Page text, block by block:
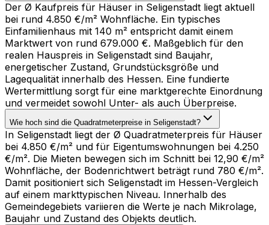
Der Ø Kaufpreis für Häuser in Seligenstadt liegt aktuell
bei rund 4.850 €/m² Wohnfläche. Ein typisches
Einfamilienhaus mit 140 m² entspricht damit einem
Marktwert von rund 679.000 €. Maßgeblich für den
realen Hauspreis in Seligenstadt sind Baujahr,
energetischer Zustand, Grundstücksgröße und
Lagequalität innerhalb des Hessen. Eine fundierte
Wertermittlung sorgt für eine marktgerechte Einordnung
und vermeidet sowohl Unter- als auch Überpreise.
Wie hoch sind die Quadratmeterpreise in Seligenstadt?
In Seligenstadt liegt der Ø Quadratmeterpreis für Häuser
bei 4.850 €/m² und für Eigentumswohnungen bei 4.250
€/m². Die Mieten bewegen sich im Schnitt bei 12,90 €/m²
Wohnfläche, der Bodenrichtwert beträgt rund 780 €/m².
Damit positioniert sich Seligenstadt im Hessen-Vergleich
auf einem markttypischen Niveau. Innerhalb des
Gemeindegebiets variieren die Werte je nach Mikrolage,
Baujahr und Zustand des Objekts deutlich.